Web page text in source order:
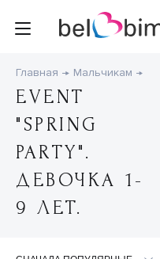
Главная Мальчикам
EVENT
"SPRING
PARTY".
ДЕВОЧКА 1-
9 ЛЕТ.